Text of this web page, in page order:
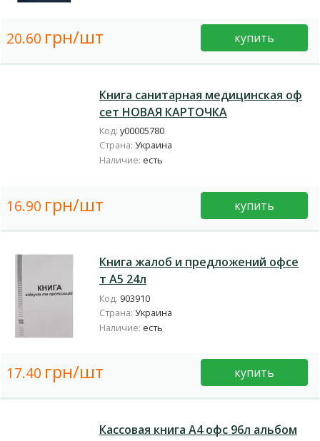
20.60 грн/шт купить
Книга санитарная медицинская оф
сет НОВАЯ КАРТОЧКА
Код: у00005780
Страна: Украина
Наличие: есть
16.90 грн/шт купить
Книга жалоб и предложений офсе
т А5 24л
Код: 903910
Страна: Украина
Наличие: есть
17.40 грн/шт купить
Кассовая книга А4 офс 96л альбом